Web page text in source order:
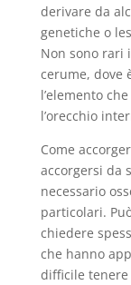
derivare da
genetiche o
Non sono rari
cerume, dove
l’elemento
l’orecchio
Come
accorgersi da
necessario
particolari.
chiedere
che hanno
difficile tenere